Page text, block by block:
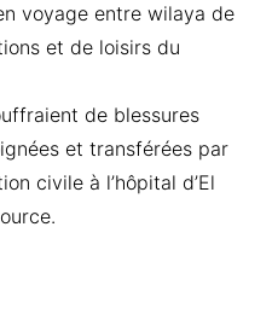
voyage entre wilaya de
et de loisirs du
de blessures
et transférées par
civile à l’hôpital d’El